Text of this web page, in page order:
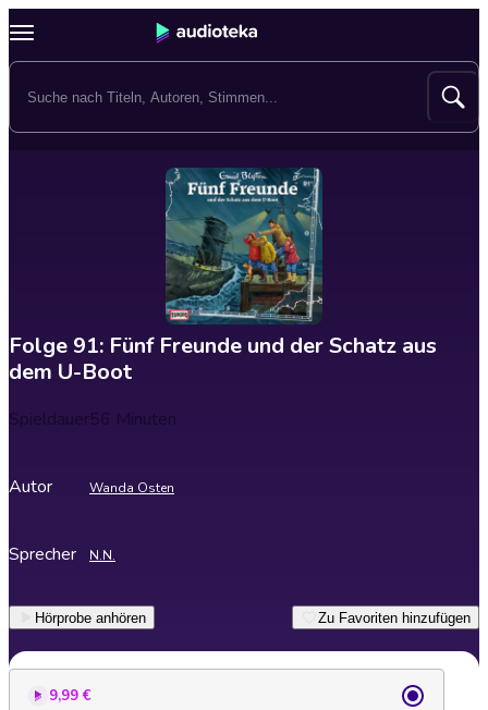
Folge 91: Fünf Freunde und der Schatz aus
dem U-Boot
Spieldauer56 Minuten
Autor Wanda Osten
Sprecher N.N.
Hörprobe anhören Zu Favoriten hinzufügen
9,99 €